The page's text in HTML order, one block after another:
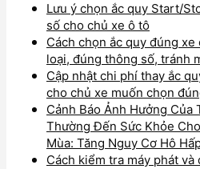
Lưu ý chọn ắc quy Start/
số cho chủ xe ô tô
Cách chọn ắc quy đúng
loại, đúng thông số, tránh
Cập nhật chi phí thay ắc
cho chủ xe muốn chọn
Cảnh Báo Ảnh Hưởng
Thường Đến Sức Khỏe
Mùa: Tăng Nguy Cơ Hô
Cách kiểm tra máy phát